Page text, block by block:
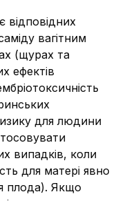
відповідних
вагітним
(щурах та
ефектів
для людини
випадків, коли
для матері явно
плода). Якщо